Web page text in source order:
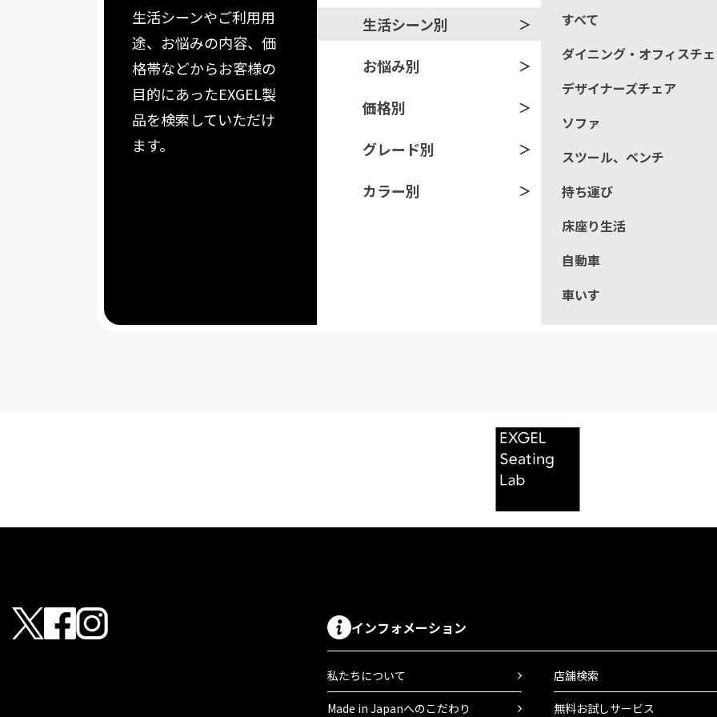
生活シーンやご利用用
途、お悩みの内容、価
格帯などからお客様の
目的にあったEXGEL製
品を検索していただけ
ます。
生活シーン別
お悩み別
価格別
グレード別
カラー別
すべて
ダイニング・オフィスチ
デザイナーズチェア
ソファ
スツール、ベンチ
持ち運び
床座り生活
自動車
車いす
インフォメーション
私たちについて
Made in Japanへのこだわり
店舗検索
無料お試しサービス